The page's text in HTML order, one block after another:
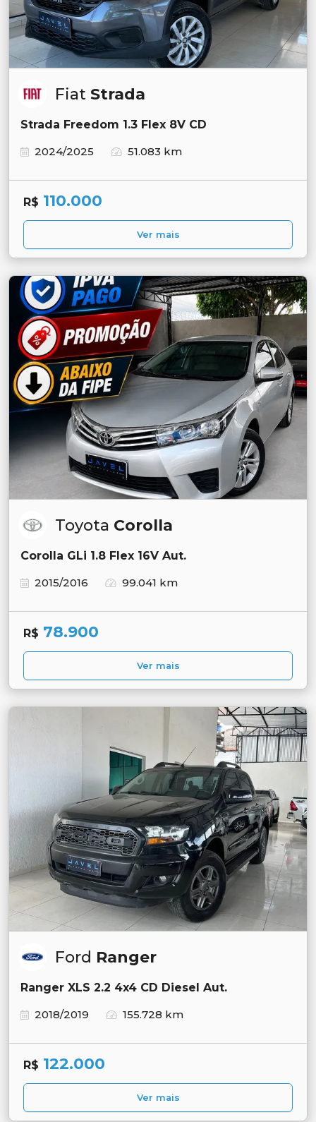
Fiat Strada
Strada Freedom 1.3 Flex 8V CD
2024/2025
51.083 km
R$ 110.000
Ver mais
Toyota Corolla
Corolla GLi 1.8 Flex 16V Aut.
2015/2016
99.041 km
R$ 78.900
Ver mais
Ford Ranger
Ranger XLS 2.2 4x4 CD Diesel Aut.
2018/2019
155.728 km
R$ 122.000
Ver mais